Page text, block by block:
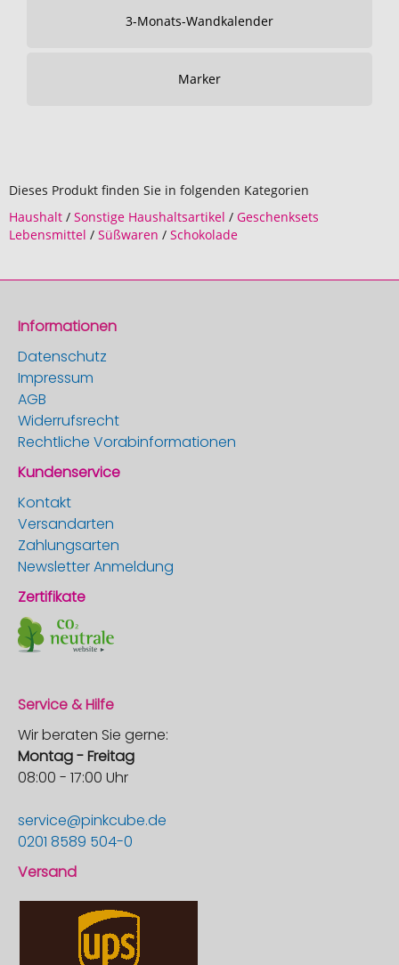
3-Monats-Wandkalender
Marker
Dieses Produkt finden Sie in folgenden Kategorien
Haushalt / Sonstige Haushaltsartikel / Geschenksets
Lebensmittel / Süßwaren / Schokolade
Informationen
Datenschutz
Impressum
AGB
Widerrufsrecht
Rechtliche Vorabinformationen
Kundenservice
Kontakt
Versandarten
Zahlungsarten
Newsletter Anmeldung
Zertifikate
Service & Hilfe
Wir beraten Sie gerne:
Montag - Freitag
08:00 - 17:00 Uhr
service@pinkcube.de
0201 8589 504-0
Versand